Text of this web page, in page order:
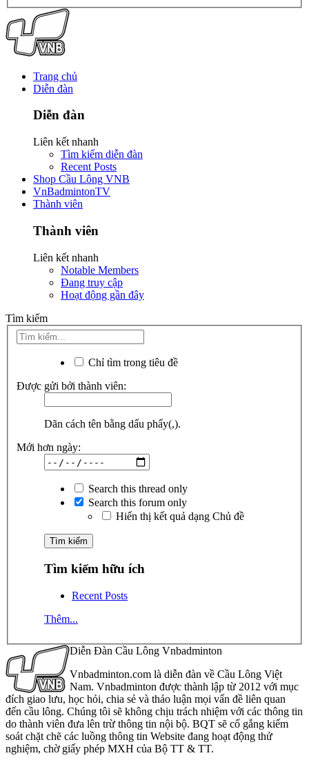
Trang chủ
Diễn đàn
Diễn đàn
Liên kết nhanh
Tìm kiếm diễn đàn
Recent Posts
Shop Cầu Lông VNB
VnBadmintonTV
Thành viên
Thành viên
Liên kết nhanh
Notable Members
Đang truy cập
Hoạt động gần đây
Tìm kiếm
Chỉ tìm trong tiêu đề
Được gửi bởi thành viên:
Dãn cách tên bằng dấu phẩy(,).
Mới hơn ngày:
Search this thread only
Search this forum only
Hiển thị kết quả dạng Chủ đề
Tìm kiếm hữu ích
Recent Posts
Thêm...
Diễn Đàn Cầu Lông Vnbadminton
Vnbadminton.com là diễn đàn về Cầu Lông Việt
Nam. Vnbadminton được thành lập từ 2012 với mục
đích giao lưu, học hỏi, chia sẻ và thảo luận mọi vấn đề liên quan
đến cầu lông. Chúng tôi sẽ không chịu trách nhiệm với các thông tin
do thành viên đưa lên trừ thông tin nội bộ. BQT sẽ cố gắng kiểm
soát chặt chẽ các luồng thông tin Website đang hoạt động thử
nghiệm, chờ giấy phép MXH của Bộ TT & TT.